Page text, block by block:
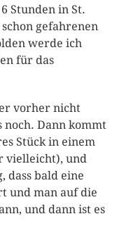
Stunden in St.
gefahrenen
werde ich
für das
vorher nicht
noch. Dann kommt
Stück in einem
vielleicht), und
dass bald eine
und man auf die
und dann ist es